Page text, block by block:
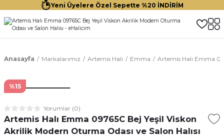
Yeni Üyelere Özel Sepette %20 İNDİRİM
Anasayfa Markalarımız Artemis Halı Emma Artemis Halı Emma
%15
Yorumlar (0)
Artemis Halı Emma 09765C Bej Yeşil Viskon
Akrilik Modern Oturma Odası ve Salon Halısı